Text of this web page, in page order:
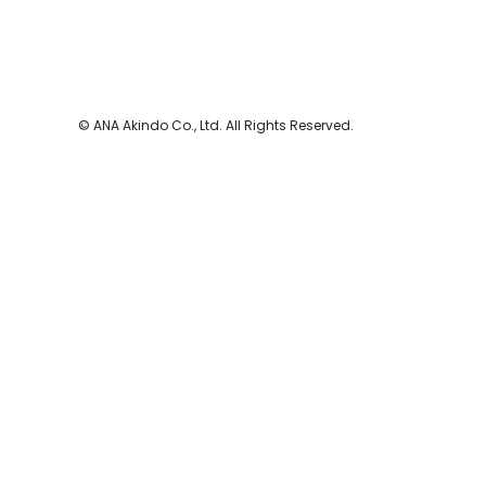
© ANA Akindo Co., Ltd. All Rights Reserved.